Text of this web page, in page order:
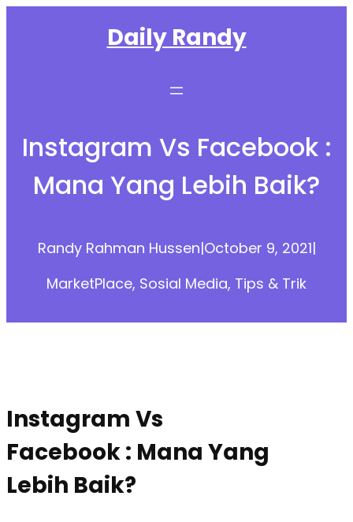
Daily Randy
Instagram Vs Facebook :
Mana Yang Lebih Baik?
Randy Rahman Hussen|October 9, 2021|
MarketPlace, Sosial Media, Tips & Trik
Instagram Vs
Facebook : Mana Yang
Lebih Baik?